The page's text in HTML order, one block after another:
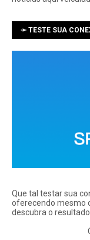
➛ TESTE SUA
Que tal testar sua
oferecendo mesmo
descubra o resultado